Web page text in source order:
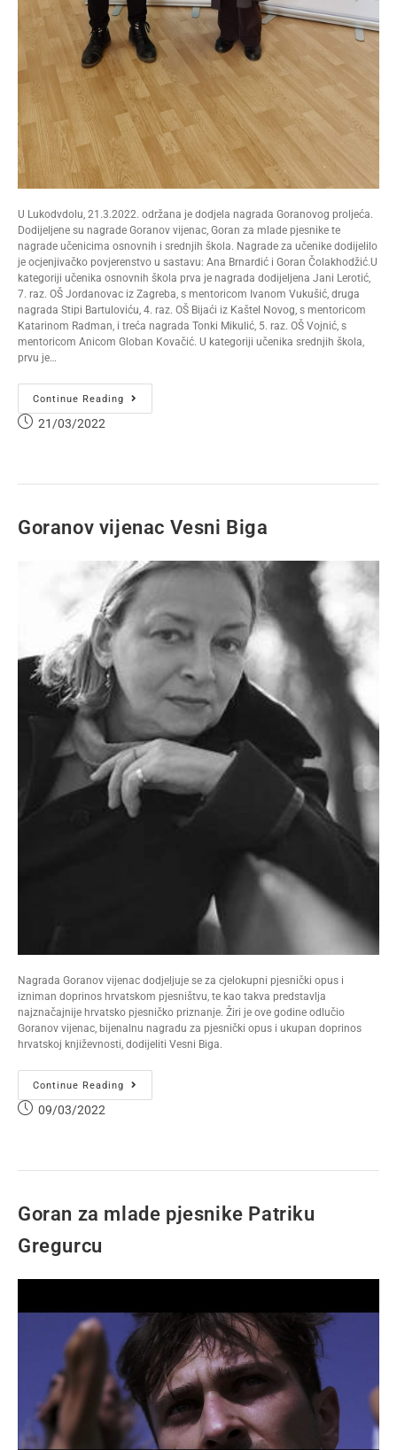
U Lukodvdolu, 21.3.2022. održana je dodjela nagrada Goranovog proljeća.
Dodijeljene su nagrade Goranov vijenac, Goran za mlade pjesnike te
nagrade učenicima osnovnih i srednjih škola. Nagrade za učenike dodijelilo
je ocjenjivačko povjerenstvo u sastavu: Ana Brnardić i Goran Čolakhodžić.U
kategoriji učenika osnovnih škola prva je nagrada dodijeljena Jani Lerotić,
7. raz. OŠ Jordanovac iz Zagreba, s mentoricom Ivanom Vukušić, druga
nagrada Stipi Bartuloviću, 4. raz. OŠ Bijaći iz Kaštel Novog, s mentoricom
Katarinom Radman, i treća nagrada Tonki Mikulić, 5. raz. OŠ Vojnić, s
mentoricom Anicom Globan Kovačić. U kategoriji učenika srednjih škola,
prvu je…
Continue Reading
21/03/2022
Goranov vijenac Vesni Biga
Nagrada Goranov vijenac dodjeljuje se za cjelokupni pjesnički opus i
izniman doprinos hrvatskom pjesništvu, te kao takva predstavlja
najznačajnije hrvatsko pjesničko priznanje. Žiri je ove godine odlučio
Goranov vijenac, bijenalnu nagradu za pjesnički opus i ukupan doprinos
hrvatskoj književnosti, dodijeliti Vesni Biga.
Continue Reading
09/03/2022
Goran za mlade pjesnike Patriku
Gregurcu